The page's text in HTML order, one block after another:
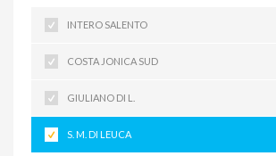
INTERO SALENTO
COSTA JONICA SUD
GIULIANO DI L.
S. M. DI LEUCA